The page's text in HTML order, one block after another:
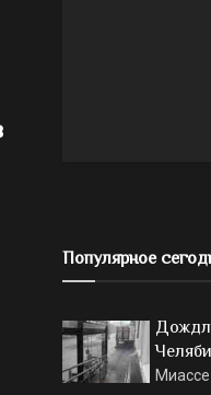
Популярное
Миассе